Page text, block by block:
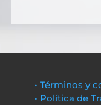
• Términos y
• Política de